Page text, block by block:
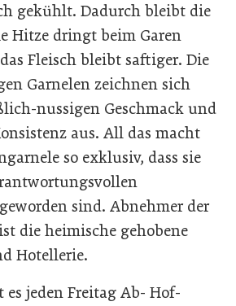
gekühlt. Dadurch bleibt die
Hitze dringt beim Garen
Fleisch bleibt saftiger. Die
Garnelen zeichnen sich
nussigen Geschmack und
aus. All das macht
so exklusiv, dass sie
sind. Abnehmer der
die heimische gehobene
Hotellerie.
jeden Freitag Ab- Hof-